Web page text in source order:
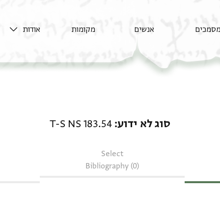
מסמכים אנשים מקומות אודות
סוג לא ידוע T-S NS 183.54
Select
Bibliography (0)